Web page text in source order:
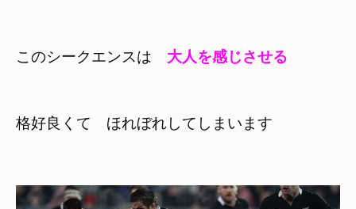
このシークエンスは 大人を感じさせる
格好良くて　ほれぼれしてしまいます